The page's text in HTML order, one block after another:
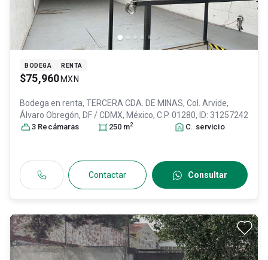
BODEGA RENTA
$75,960 MXN
Bodega en renta, TERCERA CDA. DE MINAS, Col. Arvide,
Álvaro Obregón, DF / CDMX, México, C.P. 01280, ID: 31257242
3 Recámaras 250 m2 C. servicio
Contactar Consultar